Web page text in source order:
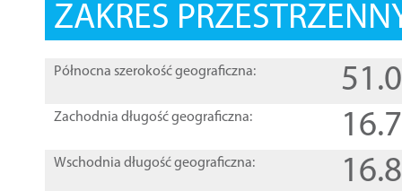
ZAKRES
Północna szerokość geograficzna:
Zachodnia długość geograficzna:
Wschodnia długość geograficzna: